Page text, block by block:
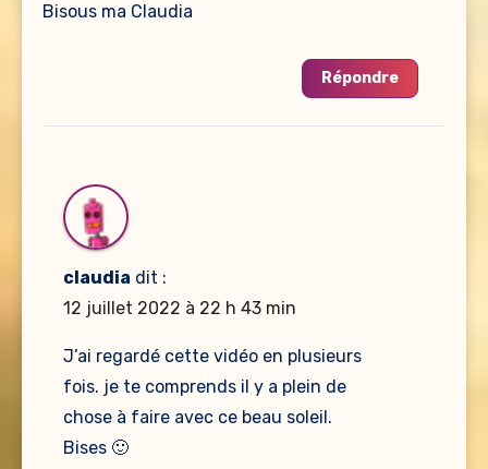
Bisous ma Claudia
Répondre
claudia dit :
12 juillet 2022 à 22 h 43 min
J’ai regardé cette vidéo en plusieurs
fois. je te comprends il y a plein de
chose à faire avec ce beau soleil.
Bises 🙂